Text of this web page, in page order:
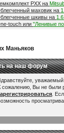
РХХ на
маховик на
шкивы на
touch или"Ленивые
Маньяков
на наш форум
уважаемый
сожалению, Вы не были
.